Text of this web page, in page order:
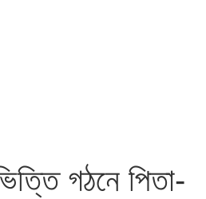
গঠনে পিতা-